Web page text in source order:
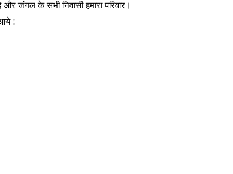
जंगल के सभी निवासी हमारा परिवार।
!